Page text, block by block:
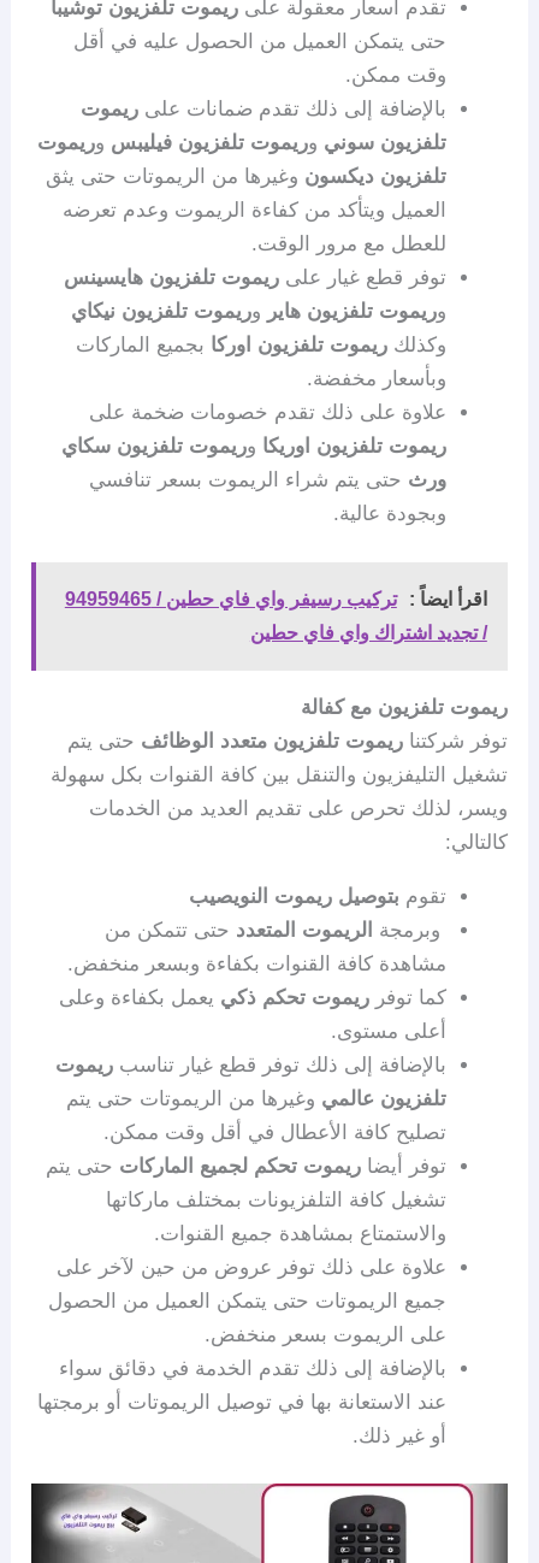
تقدم أسعار معقولة علىريموت تلفزيون توشيبا
حتى يتمكن العميل من الحصول عليه في أقل
وقت ممكن.
بالإضافة إلى ذلك تقدم ضمانات علىريموت
تلفزيون سوني وريموت تلفزيون فيليبس وريموت
تلفزيون ديكسون وغيرها من الريموتات حتى يثق
العميل ويتأكد من كفاءة الريموت وعدم تعرضه
للعطل مع مرور الوقت.
توفر قطع غيار علىريموت تلفزيون هايسينس
وريموت تلفزيون هاير وريموت تلفزيون نيكاي
وكذلكريموت تلفزيون اوركا بجميع الماركات
وبأسعار مخفضة.
علاوة على ذلك تقدم خصومات ضخمة على
ريموت تلفزيون اوريكا وريموت تلفزيون سكاي
ورث حتى يتم شراء الريموت بسعر تنافسي
وبجودة عالية.
اقرأ ايضاً :
تركيب رسيفر واي فاي حطين / 94959465
/ تجديد اشتراك واي فاي حطين
ريموت تلفزيون مع كفالة
توفر شركتناريموت تلفزيون متعدد الوظائف حتى يتم
تشغيل التليفزيون والتنقل بين كافة القنوات بكل سهولة
ويسر، لذلك تحرص على تقديم العديد من الخدمات
كالتالي:
تقوم بتوصيل ريموت النويصيب
وبرمجة الريموت المتعدد حتى تتمكن من
مشاهدة كافة القنوات بكفاءة وبسعر منخفض.
كما توفرريموت تحكم ذكي يعمل بكفاءة وعلى
أعلى مستوى.
بالإضافة إلى ذلك توفر قطع غيار تناسبريموت
تلفزيون عالمي وغيرها من الريموتات حتى يتم
تصليح كافة الأعطال في أقل وقت ممكن.
توفر أيضاريموت تحكم لجميع الماركات حتى يتم
تشغيل كافة التلفزيونات بمختلف ماركاتها
والاستمتاع بمشاهدة جميع القنوات.
علاوة على ذلك توفر عروض من حين لآخر على
جميع الريموتات حتى يتمكن العميل من الحصول
على الريموت بسعر منخفض.
بالإضافة إلى ذلك تقدم الخدمة في دقائق سواء
عند الاستعانة بها في توصيل الريموتات أو برمجتها
أو غير ذلك.